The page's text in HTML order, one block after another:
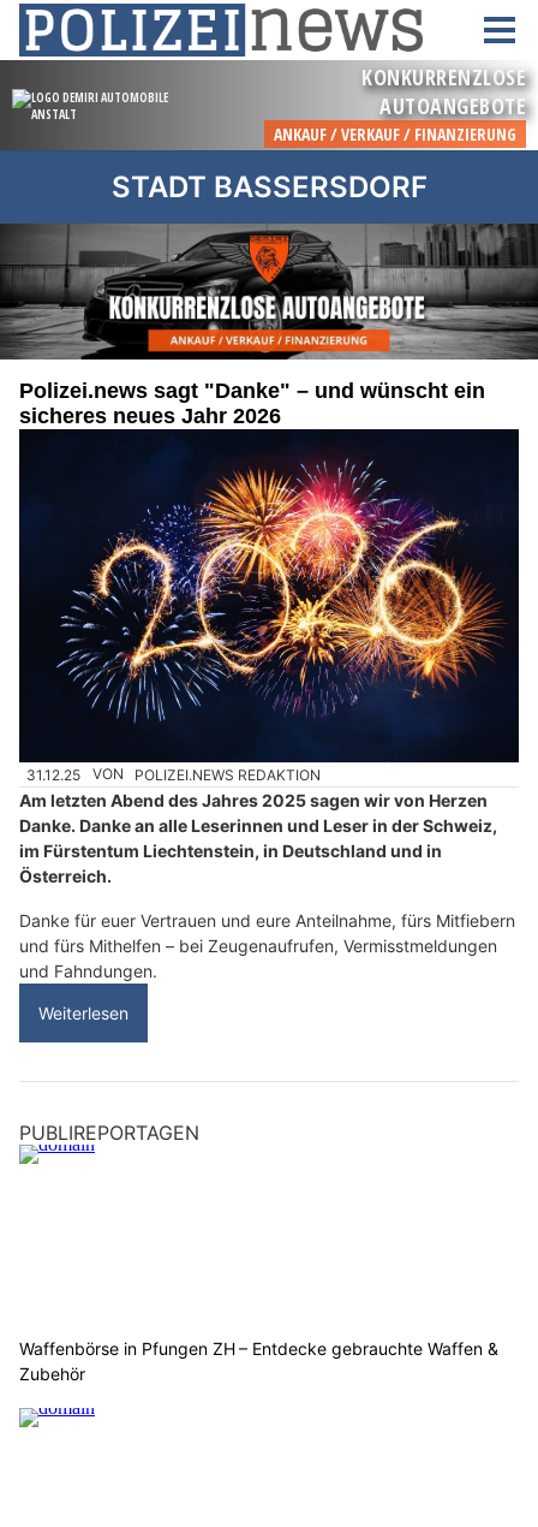
STADT BASSERSDORF
Polizei.news sagt "Danke" – und wünscht ein
sicheres neues Jahr 2026
31.12.25 VON POLIZEI.NEWS REDAKTION
Am letzten Abend des Jahres 2025 sagen wir von Herzen
Danke. Danke an alle Leserinnen und Leser in der Schweiz,
im Fürstentum Liechtenstein, in Deutschland und in
Österreich.
Danke für euer Vertrauen und eure Anteilnahme, fürs Mitfiebern
und fürs Mithelfen – bei Zeugenaufrufen, Vermisstmeldungen
und Fahndungen.
Weiterlesen
PUBLIREPORTAGEN
Waffenbörse in Pfungen ZH – Entdecke gebrauchte Waffen &
Zubehör